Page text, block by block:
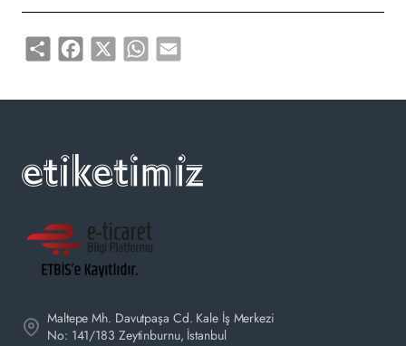
Share Facebook
X WhatsApp
Email
Maltepe Mh. Davutpaşa Cd. Kale İş Merkezi
No: 141/183 Zeytinburnu, İstanbul